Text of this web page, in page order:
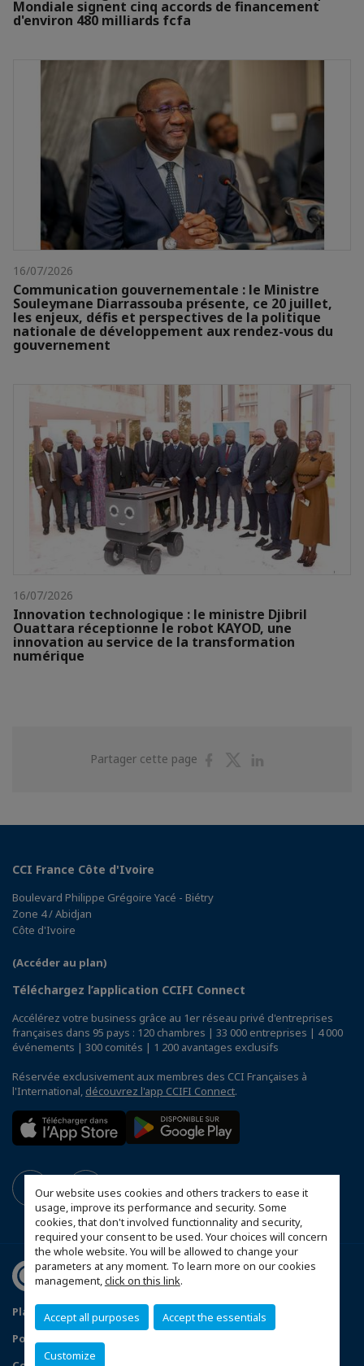
Our website uses cookies and others trackers to ease it
usage, improve its performance and security. Some
cookies, that don't involved functionnality and security,
required your consent to be used. Your choices will concern
the whole website. You will be allowed to change your
parameters at any moment. To learn more on our cookies
management,click on this link.
Accept all purposes Accept the essentials
Customize
Mondiale signent cinq accords de financement
d'environ 480 milliards fcfa
16/07/2026
Communication gouvernementale : le Ministre
Souleymane Diarrassouba présente, ce 20 juillet,
les enjeux, défis et perspectives de la politique
nationale de développement aux rendez-vous du
gouvernement
16/07/2026
Innovation technologique : le ministre Djibril
Ouattara réceptionne le robot KAYOD, une
innovation au service de la transformation
numérique
Partager cette page
PartagerPartager
CCI France Côte d'Ivoire
Boulevard Philippe Grégoire Yacé - Biétry
Zone 4 / Abidjan
Côte d'Ivoire
(Accéder au plan)
Téléchargez l’application CCIFI Connect
Accélérez votre business grâce au 1er réseau privé d'entreprises
françaises dans 95 pays : 120 chambres | 33 000 entreprises | 4 000
événements | 300 comités | 1 200 avantages exclusifs
Réservée exclusivement aux membres des CCI Françaises à
l'International, découvrez l'app CCIFI Connect.
Plan du site
Mentions légales
Politique de confidentialité